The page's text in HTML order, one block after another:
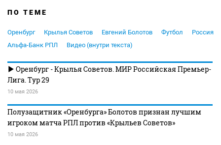
ПО ТЕМЕ
Оренбург Крылья Советов Евгений Болотов Футбол
Россия
Альфа-Банк РПЛ
Видео (внутри текста)
Оренбург - Крылья Советов. МИР Российская Премьер-
Лига. Тур 29
10 мая 2026
Полузащитник «Оренбурга» Болотов признан лучшим
игроком матча РПЛ против «Крыльев Советов»
10 мая 2026